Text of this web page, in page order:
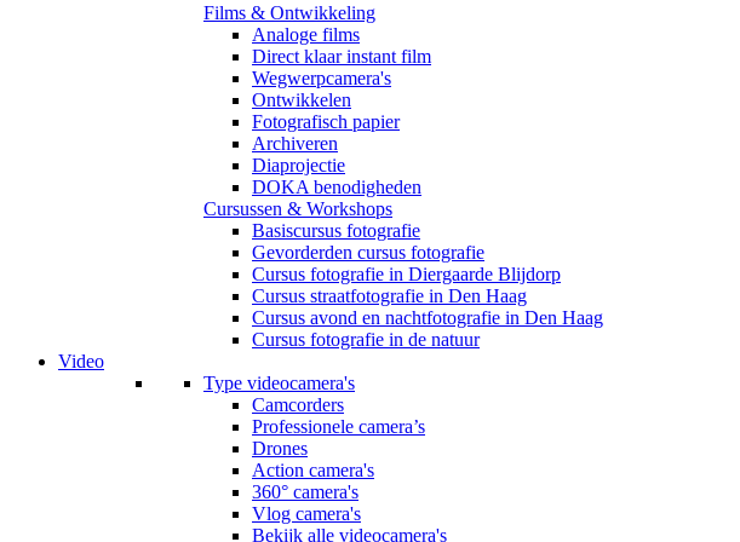
Films & Ontwikkeling
Analoge films
Direct klaar instant film
Wegwerpcamera's
Ontwikkelen
Fotografisch papier
Archiveren
Diaprojectie
DOKA benodigheden
Cursussen & Workshops
Basiscursus fotografie
Gevorderden cursus fotografie
Cursus fotografie in Diergaarde Blijdorp
Cursus straatfotografie in Den Haag
Cursus avond en nachtfotografie in Den Haag
Cursus fotografie in de natuur
Video
Type videocamera's
Camcorders
Professionele camera’s
Drones
Action camera's
360° camera's
Vlog camera's
Bekijk alle videocamera's